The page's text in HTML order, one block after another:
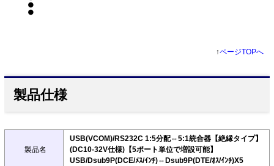
↑ページTOPへ
製品仕様
製品名
USB(VCOM)/RS232C 1:5分配⇔5:1統合器【絶縁タイプ】
(DC10-32V仕様)【5ポート単位で増設可能】
USB/Dsub9P(DCE/ﾒｽ/ｲﾝﾁ)⇔Dsub9P(DTE/ｵｽ/ｲﾝﾁ)X5